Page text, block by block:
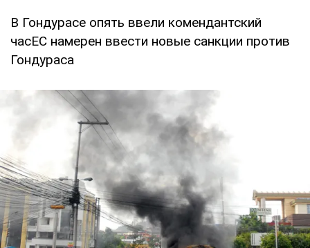
В Гондурасе опять ввели комендантский
часЕС намерен ввести новые санкции против
Гондураса